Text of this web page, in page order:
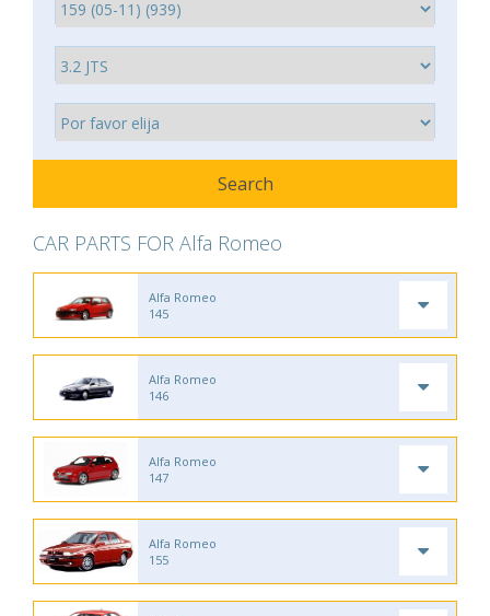
CAR PARTS FOR Alfa Romeo
Alfa Romeo
145
Alfa Romeo
146
Alfa Romeo
147
Alfa Romeo
155